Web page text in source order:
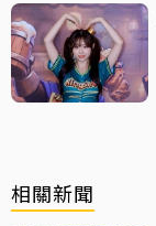
相關新聞